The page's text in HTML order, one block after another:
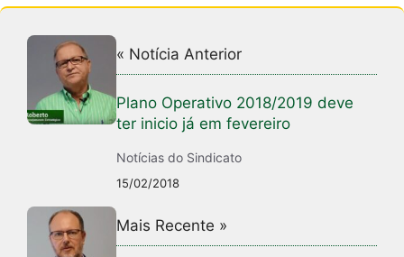
« Notícia Anterior
Plano Operativo 2018/2019 deve
ter inicio já em fevereiro
Notícias do Sindicato
15/02/2018
Mais Recente »